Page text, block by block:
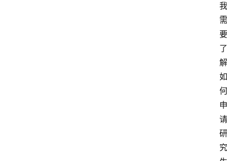
我
需
要
了
解
如
何
申
请
研
究